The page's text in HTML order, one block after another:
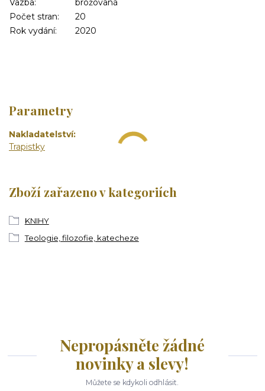
Vazba:
brožovaná
Počet stran:
20
Rok vydání:
2020
Parametry
Nakladatelství
Trapistky
Zboží zařazeno v kategoriích
KNIHY
Teologie, filozofie, katecheze
Nepropásněte žádné
novinky a slevy!
Můžete se kdykoli odhlásit.